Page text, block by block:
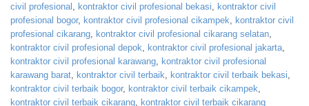
civil profesional
kontraktor civil profesional bekasi
kontraktor civil
profesional bogor, kontraktor civil profesional cikampek
kontraktor civil
profesional cikarang
kontraktor civil profesional cikarang selatan
kontraktor civil profesional depok
kontraktor civil profesional jakarta
kontraktor civil profesional karawang
kontraktor civil profesional
karawang barat
kontraktor civil terbaik kontraktor civil terbaik bekasi
kontraktor civil terbaik bogor, kontraktor civil terbaik cikampek
kontraktor civil terbaik cikarang
kontraktor civil terbaik cikarang